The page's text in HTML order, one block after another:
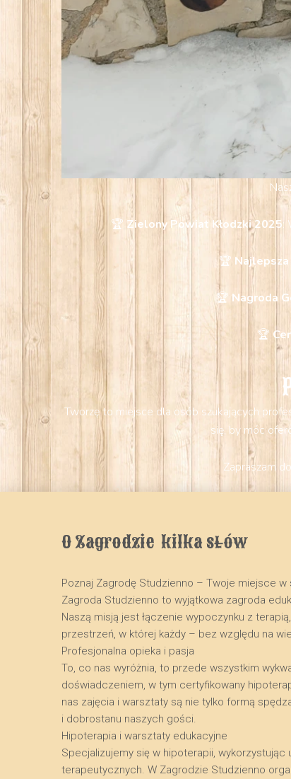
🏆 Zielony Powiat Kłodzki 2025:
🏆
🏆 Nagroda
🏆
Tworzę to miejsce dla osób szukających
się, by móc
Zapraszam
O Zagrodzie  kilka słów
Poznaj Zagrodę Studzienno – Twoje miejsce w
​Zagroda Studzienno to wyjątkowa zagroda
Naszą misją jest łączenie wypoczynku z
przestrzeń, w której każdy – bez względu na
​Profesjonalna opieka i pasja
​To, co nas wyróżnia, to przede wszystkim
doświadczeniem, w tym certyfikowany
nas zajęcia i warsztaty są nie tylko formą
i dobrostanu naszych gości.
​Hipoterapia i warsztaty edukacyjne
​Specjalizujemy się w hipoterapii,
terapeutycznych. W Zagrodzie Studzienno